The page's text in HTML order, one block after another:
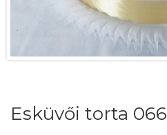
Esküvői torta 066